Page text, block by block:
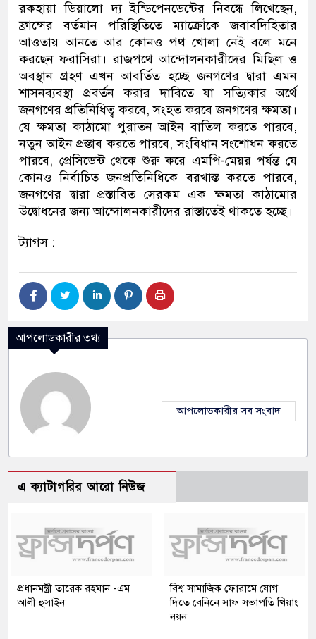
রকহায়া ডিয়ালো দ্য ইন্ডিপেনডেন্টের নিবন্ধে লিখেছেন,
ফ্রান্সের বর্তমান পরিস্থিতিতে ম্যাক্রোঁকে জবাবদিহিতার
আওতায় আনতে আর কোনও পথ খোলা নেই বলে মনে
করছেন ফরাসিরা। রাজপথে আন্দোলনকারীদের মিছিল ও
অবস্থান গ্রহণ এখন আবর্তিত হচ্ছে জনগণের দ্বারা এমন
শাসনব্যবস্থা প্রবর্তন করার দাবিতে যা সত্যিকার অর্থে
জনগণের প্রতিনিধিত্ব করবে, সংহত করবে জনগণের ক্ষমতা।
যে ক্ষমতা কাঠামো পুরাতন আইন বাতিল করতে পারবে,
নতুন আইন প্রস্তাব করতে পারবে, সংবিধান সংশোধন করতে
পারবে, প্রেসিডেন্ট থেকে শুরু করে এমপি-মেয়র পর্যন্ত যে
কোনও নির্বাচিত জনপ্রতিনিধিকে বরখাস্ত করতে পারবে,
জনগণের দ্বারা প্রস্তাবিত সেরকম এক ক্ষমতা কাঠামোর
উদ্বোধনের জন্য আন্দোলনকারীদের রাস্তাতেই থাকতে হচ্ছে।
ট্যাগস :
আপলোডকারীর তথ্য
আপলোডকারীর সব সংবাদ
এ ক্যাটাগরির আরো নিউজ
প্রধানমন্ত্রী তারেক রহমান -এম
আলী হুসাইন
বিশ্ব সামাজিক ফোরামে যোগ
দিতে বেনিনে সাফ সভাপতি খিয়াং
নয়ন